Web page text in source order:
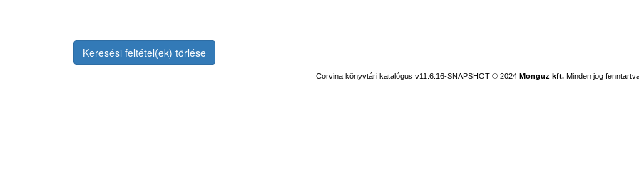
Keresési feltétel(ek) törlése
Corvina könyvtári katalógus v11.6.16-SNAPSHOT © 2024 Monguz kft. Minden jog